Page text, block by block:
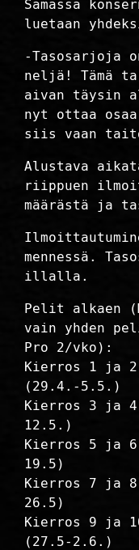
Samassa
luetaan
-Tasosarjoja
neljä! Tämä
aivan täysin
nyt ottaa
siis vaan
Alustava
riippuen
määrästä ja
mennessä.
illalla.
Pelit alkaen
vain yhden
Pro 2/vko):
Kierros 1 ja
(29.4.-5.5.)
Kierros 3 ja
12.5.)
Kierros 5 ja
19.5)
Kierros 7 ja
26.5)
Kierros 9 ja
(27.5-2.6.)